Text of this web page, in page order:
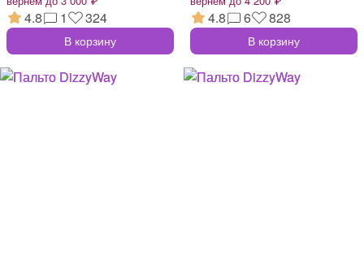
4.8 1 324
В корзину
4.8 6 828
В корзину